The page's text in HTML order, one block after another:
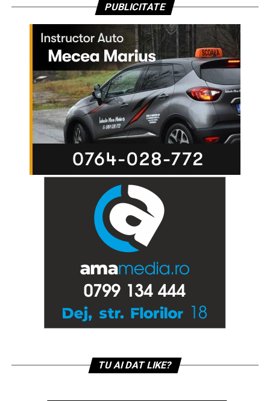
PUBLICITATE
TU AI DAT LIKE?